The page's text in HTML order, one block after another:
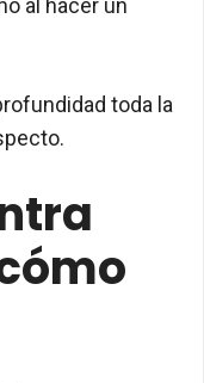
al hacer un
toda la